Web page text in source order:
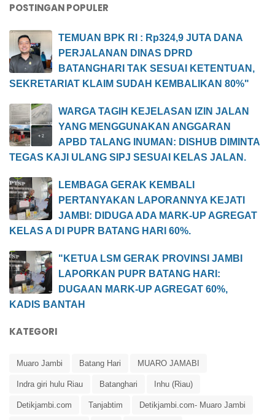
POSTINGAN POPULER
TEMUAN BPK RI : Rp324,9 JUTA DANA
PERJALANAN DINAS DPRD
BATANGHARI TAK SESUAI KETENTUAN,
SEKRETARIAT KLAIM SUDAH KEMBALIKAN 80%"
WARGA TAGIH KEJELASAN IZIN JALAN
YANG MENGGUNAKAN ANGGARAN
APBD TALANG INUMAN: DISHUB DIMINTA
TEGAS KAJI ULANG SIPJ SESUAI KELAS JALAN.
LEMBAGA GERAK KEMBALI
PERTANYAKAN LAPORANNYA KEJATI
JAMBI: DIDUGA ADA MARK-UP AGREGAT
KELAS A DI PUPR BATANG HARI 60%.
"KETUA LSM GERAK PROVINSI JAMBI
LAPORKAN PUPR BATANG HARI:
DUGAAN MARK-UP AGREGAT 60%,
KADIS BANTAH
KATEGORI
Muaro Jambi Batang Hari MUARO JAMABI
Indra giri hulu Riau Batanghari Inhu (Riau)
Detikjambi.com Tanjabtim Detikjambi.com- Muaro Jambi